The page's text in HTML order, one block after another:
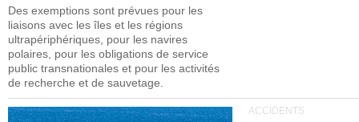
après 2030.
Des exemptions sont prévues pour les
liaisons avec les îles et les régions
ultrapériphériques, pour les navires
polaires, pour les obligations de service
public transnationales et pour les activités
de recherche et de sauvetage.
ACCIDENTS